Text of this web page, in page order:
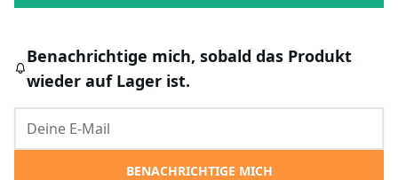
Benachrichtige mich, sobald das Produkt
wieder auf Lager ist.
BENACHRICHTIGE MICH